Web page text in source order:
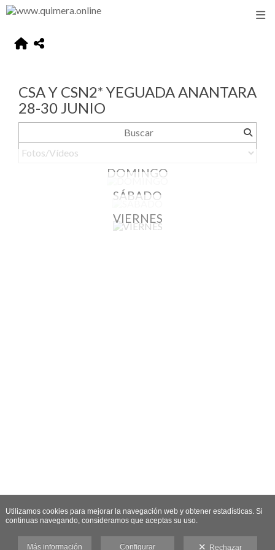
CSA Y CSN2* YEGUADA ANANTARA
28-30 JUNIO
DOMINGO
SÁBADO
VIERNES
Utilizamos cookies para mejorar la navegación web y obtener estadísticas. Si
continuas navegando, consideramos que aceptas su uso.
Más información Configurar Rechazar